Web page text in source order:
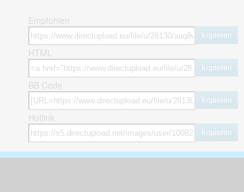
Empfohlen
kopieren
HTML
kopieren
BB Code
kopieren
Hotlink
kopieren